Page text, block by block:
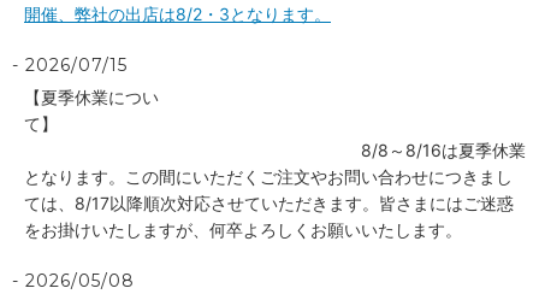
開催、弊社の出店は8/2・3となります。
2026/07/15
【夏季休業につい
て】
8/8～8/16は夏季休業
となります。この間にいただくご注文やお問い合わせにつきまし
ては、8/17以降順次対応させていただきます。皆さまにはご迷惑
をお掛けいたしますが、何卒よろしくお願いいたします。
2026/05/08